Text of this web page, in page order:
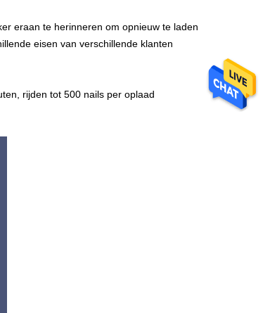
eraan te herinneren om opnieuw te laden
eisen van verschillende klanten
rijden tot 500 nails per oplaad